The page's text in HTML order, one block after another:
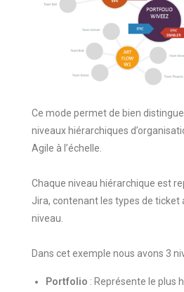
Ce mode permet de bien
niveaux hiérarchiques
Agile à l’échelle.
Chaque niveau hiérarchique est
Jira, contenant les types de ticket
niveau.
Dans cet exemple nous avons 3
Portfolio : Représente le plus